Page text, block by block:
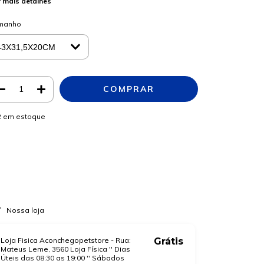
em estoque
Nossa loja
Loja Fisica Aconchegopetstore - Rua:
Mateus Leme, 3560 Loja Física '' Dias
Úteis das 08:30 as 19:00 '' Sábados
Grátis